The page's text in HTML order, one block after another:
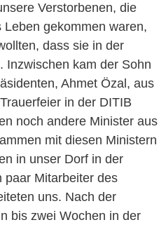
Verstorbenen, die
gekommen waren,
dass sie in der
Inzwischen kam der Sohn
Ahmet Özal, aus
in der DITIB
noch andere Minister aus
mit diesen Ministern
in unser Dorf in der
paar Mitarbeiter des
uns. Nach der
bis zwei Wochen in der